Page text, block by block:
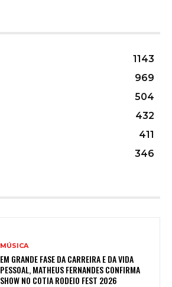
1143
969
504
432
411
346
MÚSICA
EM GRANDE FASE DA CARREIRA E DA VIDA
PESSOAL, MATHEUS FERNANDES CONFIRMA
SHOW NO COTIA RODEIO FEST 2026